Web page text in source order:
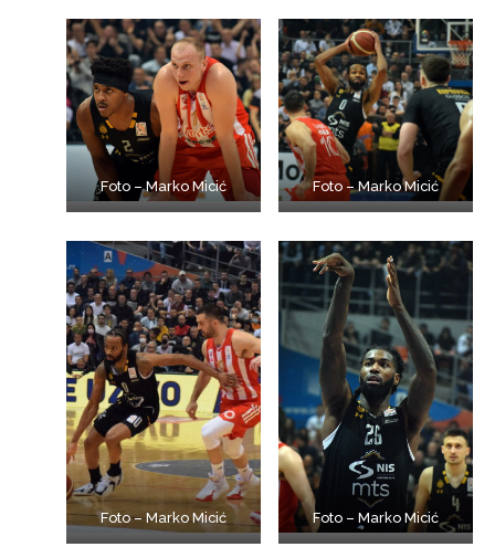
Foto – Marko Micić Foto – Marko Micić
Foto – Marko Micić Foto – Marko Micić